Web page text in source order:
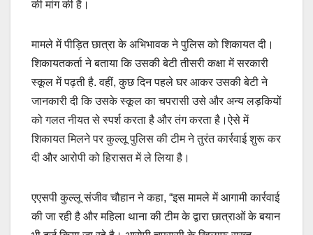
की मांग की है।
मामले में पीड़ित छात्रा के अभिभावक ने पुलिस को शिकायत दी।
शिकायतकर्ता ने बताया कि उसकी बेटी तीसरी कक्षा में सरकारी
स्कूल में पढ़ती है. वहीं, कुछ दिन पहले घर आकर उसकी बेटी ने
जानकारी दी कि उसके स्कूल का चपरासी उसे और अन्य लड़कियों
को गलत नीयत से स्पर्श करता है और तंग करता है।ऐसे में
शिकायत मिलने पर कुल्लू पुलिस की टीम ने तुरंत कार्रवाई शुरू कर
दी और आरोपी को हिरासत में ले लिया है।
एएसपी कुल्लू संजीव चौहान ने कहा, “इस मामले में आगामी कार्रवाई
की जा रही है और महिला थाना की टीम के द्वारा छात्राओं के बयान